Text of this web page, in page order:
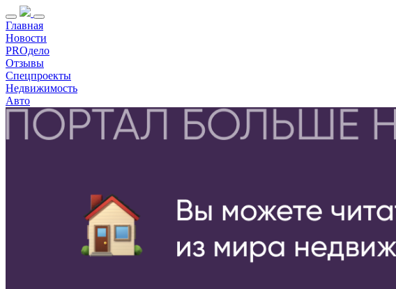
Главная
Новости
PROдело
Отзывы
Спецпроекты
Недвижимость
Авто